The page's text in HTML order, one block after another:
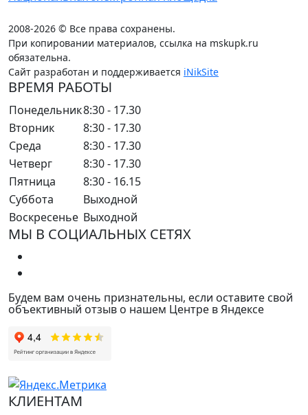
2008-2026 © Все права сохранены.
При копировании материалов, ссылка на mskupk.ru
обязательна.
Сайт разработан и поддерживается iNikSite
ВРЕМЯ РАБОТЫ
Понедельник8:30 - 17.30
Вторник
8:30 - 17.30
Среда
8:30 - 17.30
Четверг
8:30 - 17.30
Пятница
8:30 - 16.15
Суббота
Выходной
Воскресенье Выходной
МЫ В СОЦИАЛЬНЫХ СЕТЯХ
Будем вам очень признательны, если оставите свой
объективный отзыв о нашем Центре в Яндексе
КЛИЕНТАМ